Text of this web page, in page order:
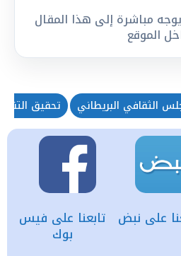
مباشرة إلى هذا المقال
الموقع
الثقافي البريطاني تحقيق
تابعنا على فيس
بوك
على نبض